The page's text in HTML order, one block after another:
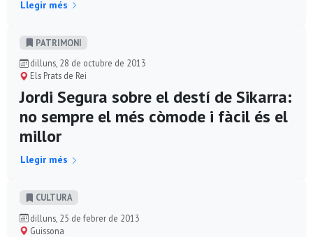
Llegir més
PATRIMONI
dilluns, 28 de octubre de 2013
Els Prats de Rei
Jordi Segura sobre el destí de Sikarra:
no sempre el més còmode i fàcil és el
millor
Llegir més
CULTURA
dilluns, 25 de febrer de 2013
Guissona